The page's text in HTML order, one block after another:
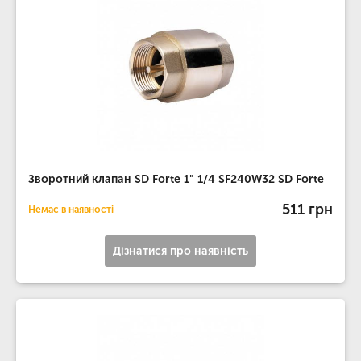
Зворотний клапан SD Forte 1" 1/4 SF240W32 SD Forte
Немає в наявності 511 грн
Дізнатися про наявність